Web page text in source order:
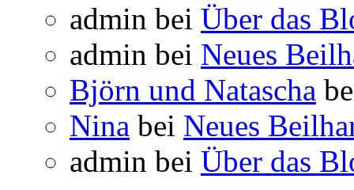
admin bei Über das
admin bei Neues
Björn und Natascha
Nina bei Neues
admin bei Über das